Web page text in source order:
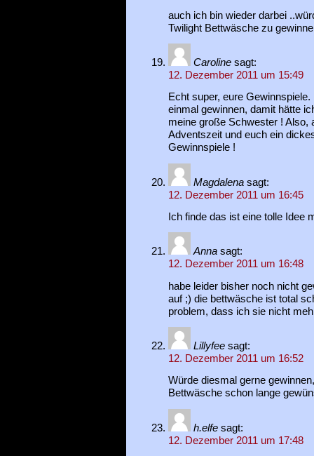
auch ich bin wieder darbei
Twilight Bettwäsche zu
Caroline sagt:
12. Dezember 2011 um 15:49
Echt super, eure
einmal gewinnen, damit hätte
meine große Schwester ! Also,
Adventszeit und euch ein
Gewinnspiele !
Magdalena sagt:
12. Dezember 2011 um 16:45
Ich finde das ist eine tolle Idee
Anna sagt:
12. Dezember 2011 um 16:48
habe leider bisher noch nicht
auf ;) die bettwäsche ist total
problem, dass ich sie nicht
Lillyfee sagt:
12. Dezember 2011 um 16:52
Würde diesmal gerne
Bettwäsche schon lange
h.elfe sagt:
12. Dezember 2011 um 17:48